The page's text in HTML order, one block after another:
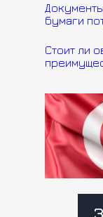
бумаги
Стоит ли